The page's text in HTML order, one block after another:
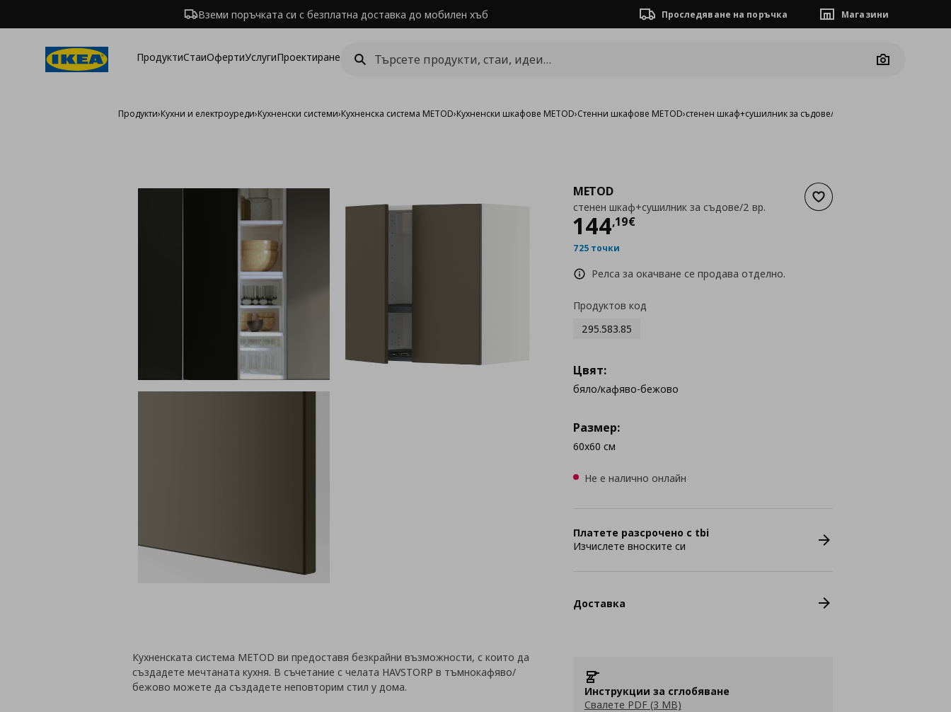
Вземи поръчката си с безплатна доставка до мобилен хъб Проследяване на поръчка Магазини
ПродуктиСтаиОфертиУслугиПроектиране
Camera
Продукти›Кухни и електроуреди›Кухненски системи›Кухненска система METOD›Кухненски шкафове METOD›Стенни шкафове METOD›стенен шкаф+сушилник за съдове/2 вр.
Добави към списъка с
METOD
стенен шкаф+сушилник за съдове/2 вр.
144,19€
Цена
725 точки
Релса за окачване се продава отделно.
Продуктов код
295.583.85
Цвят:
бяло/кафяво-бежово
Размер:
60x60 см
Не е налично онлайн
Платете разсрочено с tbi
Изчислете вноските си
Доставка
Инструкции за сглобяване
Свалете PDF (3 MB)
Кухненската система METOD ви предоставя безкрайни възможности, с които да
създадете мечтаната кухня. В съчетание с челата HAVSTORP в тъмнокафяво/
бежово можете да създадете неповторим стил у дома.